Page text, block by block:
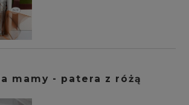
mamy - patera z różą